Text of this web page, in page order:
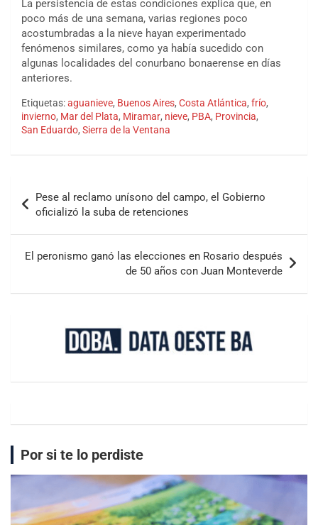
La persistencia de estas condiciones explica que, en
poco más de una semana, varias regiones poco
acostumbradas a la nieve hayan experimentado
fenómenos similares, como ya había sucedido con
algunas localidades del conurbano bonaerense en días
anteriores.
Etiquetas:aguanieve, Buenos Aires, Costa Atlántica, frío,
invierno, Mar del Plata, Miramar, nieve, PBA, Provincia,
San Eduardo, Sierra de la Ventana
Pese al reclamo unísono del campo, el Gobierno
oficializó la suba de retenciones
El peronismo ganó las elecciones en Rosario después
de 50 años con Juan Monteverde
Por si te lo perdiste